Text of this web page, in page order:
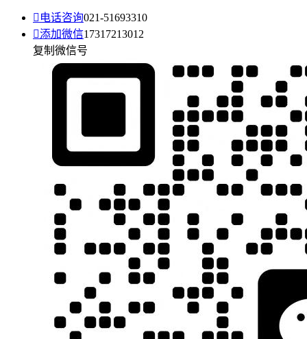
 电话咨询021-51693310
添加微信17317213012
复制微信号